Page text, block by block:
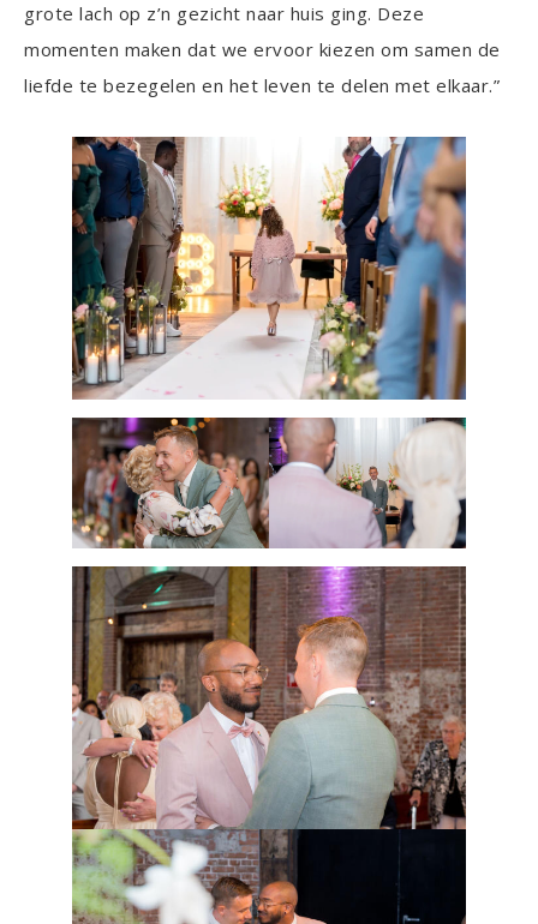
grote lach op z’n gezicht naar huis ging. Deze
momenten maken dat we ervoor kiezen om samen de
liefde te bezegelen en het leven te delen met elkaar.”